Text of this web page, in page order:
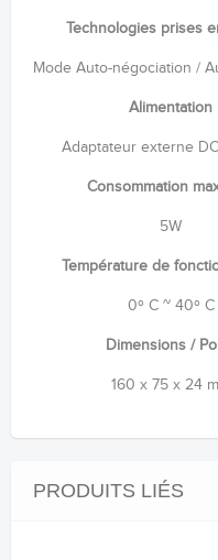
Technologies prises
Mode Auto-négociation /
Alimentation
Adaptateur externe
Consommation
5W
Température de
0º C ~ 40º C
Dimensions /
160 x 75 x 24
PRODUITS LIÉS